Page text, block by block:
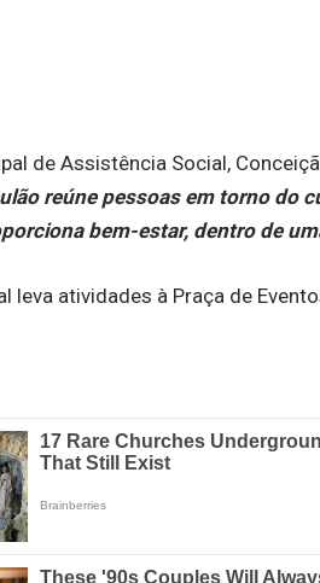
de Assistência Social,
reúne pessoas em torno do
bem-estar, dentro de